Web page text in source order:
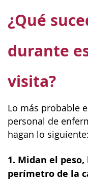
¿Qué
durante
visita?
Lo más probable
personal de
hagan lo siguiente:
1. Midan el
perímetro de la